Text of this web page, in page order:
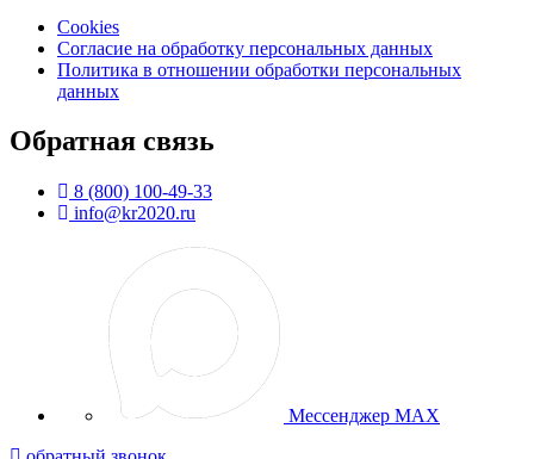
Cookies
Согласие на обработку персональных данных
Политика в отношении обработки персональных
данных
Обратная связь
8 (800) 100-49-33
info@kr2020.ru
Мессенджер MAX